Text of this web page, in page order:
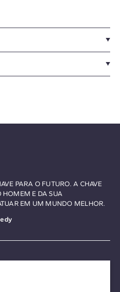
PARA O FUTURO. A CHAVE
HOMEM E DA SUA
EM UM MUNDO MELHOR.